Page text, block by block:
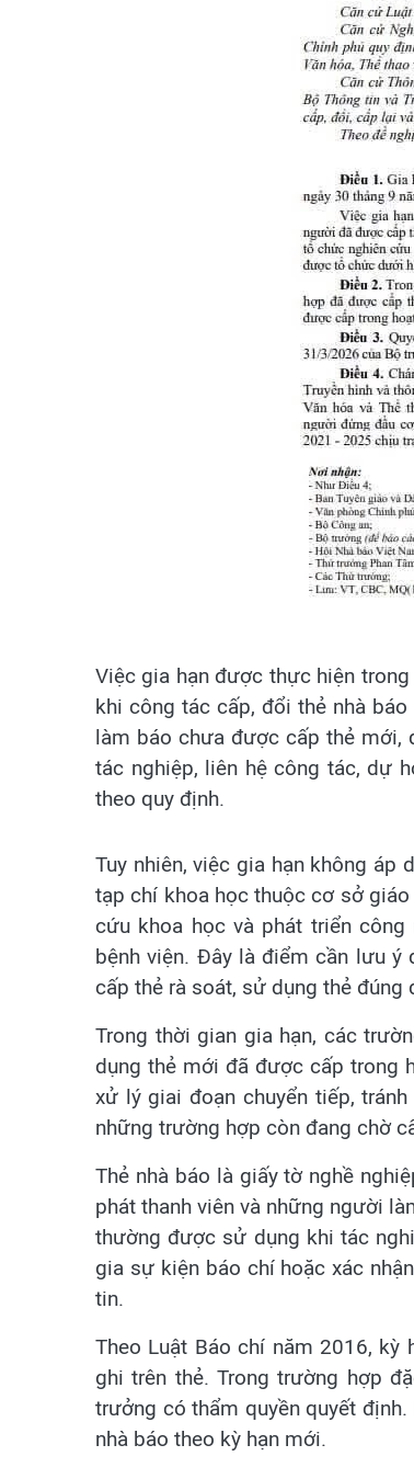
Việc gia hạn được thực hiện
khi công tác cấp, đổi thẻ nhà
làm báo chưa được cấp thẻ mới,
tác nghiệp, liên hệ công tác, dự
theo quy định.
Tuy nhiên, việc gia hạn không
tạp chí khoa học thuộc cơ sở
cứu khoa học và phát triển
bệnh viện. Đây là điểm cần lưu ý
cấp thẻ rà soát, sử dụng thẻ đúng
Trong thời gian gia hạn, các
dụng thẻ mới đã được cấp trong
xử lý giai đoạn chuyển tiếp,
những trường hợp còn đang chờ
Thẻ nhà báo là giấy tờ nghề
phát thanh viên và những người
thường được sử dụng khi tác
gia sự kiện báo chí hoặc xác
tin.
Theo Luật Báo chí năm 2016,
ghi trên thẻ. Trong trường hợp
trưởng có thẩm quyền quyết
nhà báo theo kỳ hạn mới.